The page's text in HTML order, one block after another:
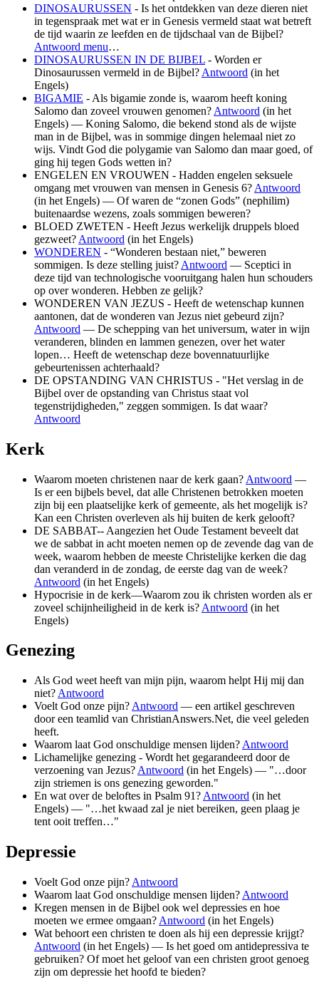
DINOSAURUSSEN - Is het ontdekken van deze dieren niet
in tegenspraak met wat er in Genesis vermeld staat wat betreft
de tijd waarin ze leefden en de tijdschaal van de Bijbel?
Antwoord menu…
DINOSAURUSSEN IN DE BIJBEL - Worden er
Dinosaurussen vermeld in de Bijbel? Antwoord (in het
Engels)
BIGAMIE - Als bigamie zonde is, waarom heeft koning
Salomo dan zoveel vrouwen genomen? Antwoord (in het
Engels) — Koning Salomo, die bekend stond als de wijste
man in de Bijbel, was in sommige dingen helemaal niet zo
wijs. Vindt God die polygamie van Salomo dan maar goed, of
ging hij tegen Gods wetten in?
ENGELEN EN VROUWEN - Hadden engelen seksuele
omgang met vrouwen van mensen in Genesis 6? Antwoord
(in het Engels) — Of waren de “zonen Gods” (nephilim)
buitenaardse wezens, zoals sommigen beweren?
BLOED ZWETEN - Heeft Jezus werkelijk druppels bloed
gezweet? Antwoord (in het Engels)
WONDEREN - “Wonderen bestaan niet,” beweren
sommigen. Is deze stelling juist? Antwoord — Sceptici in
deze tijd van technologische vooruitgang halen hun schouders
op over wonderen. Hebben ze gelijk?
WONDEREN VAN JEZUS - Heeft de wetenschap kunnen
aantonen, dat de wonderen van Jezus niet gebeurd zijn?
Antwoord — De schepping van het universum, water in wijn
veranderen, blinden en lammen genezen, over het water
lopen… Heeft de wetenschap deze bovennatuurlijke
gebeurtenissen achterhaald?
DE OPSTANDING VAN CHRISTUS - "Het verslag in de
Bijbel over de opstanding van Christus staat vol
tegenstrijdigheden," zeggen sommigen. Is dat waar?
Antwoord
Kerk
Waarom moeten christenen naar de kerk gaan? Antwoord —
Is er een bijbels bevel, dat alle Christenen betrokken moeten
zijn bij een plaatselijke kerk of gemeente, als het mogelijk is?
Kan een Christen overleven als hij buiten de kerk gelooft?
DE SABBAT-- Aangezien het Oude Testament beveelt dat
we de sabbat in acht moeten nemen op de zevende dag van de
week, waarom hebben de meeste Christelijke kerken die dag
dan veranderd in de zondag, de eerste dag van de week?
Antwoord (in het Engels)
Hypocrisie in de kerk—Waarom zou ik christen worden als er
zoveel schijnheiligheid in de kerk is? Antwoord (in het
Engels)
Genezing
Als God weet heeft van mijn pijn, waarom helpt Hij mij dan
niet? Antwoord
Voelt God onze pijn? Antwoord — een artikel geschreven
door een teamlid van ChristianAnswers.Net, die veel geleden
heeft.
Waarom laat God onschuldige mensen lijden? Antwoord
Lichamelijke genezing - Wordt het gegarandeerd door de
verzoening van Jezus? Antwoord (in het Engels) — "…door
zijn striemen is ons genezing geworden."
En wat over de beloftes in Psalm 91? Antwoord (in het
Engels) — "…het kwaad zal je niet bereiken, geen plaag je
tent ooit treffen…"
Depressie
Voelt God onze pijn? Antwoord
Waarom laat God onschuldige mensen lijden? Antwoord
Kregen mensen in de Bijbel ook wel depressies en hoe
moeten we ermee omgaan? Antwoord (in het Engels)
Wat behoort een christen te doen als hij een depressie krijgt?
Antwoord (in het Engels) — Is het goed om antidepressiva te
gebruiken? Of moet het geloof van een christen groot genoeg
zijn om depressie het hoofd te bieden?